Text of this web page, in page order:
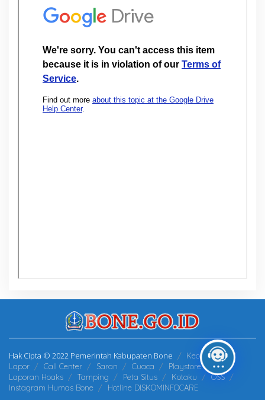
Hak Cipta © 2022 Pemerintah Kabupaten Bone
Kecamatan
Lapor
Call Center Saran Cuaca
Playstore
Laporan Hoaks
Tamping Peta Situs Kotaku
OSS
Instagram Humas Bone
Hotline DISKOMINFOCARE